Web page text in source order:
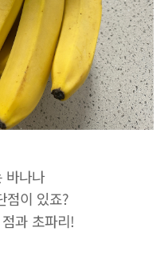
바나나
점이 있죠?
과 초파리!